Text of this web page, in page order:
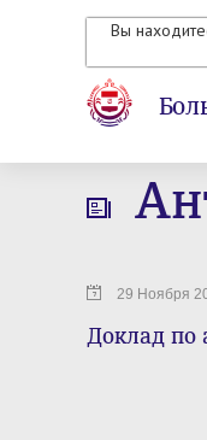
Вы
29 Ноября
Доклад по